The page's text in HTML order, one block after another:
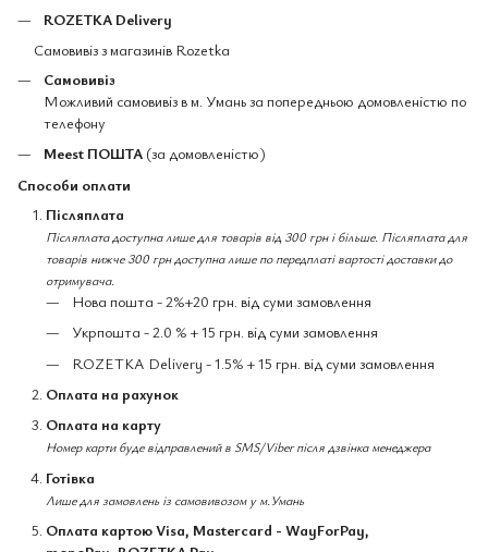
ROZETKA Delivery
Самовивіз з магазинів Rozetka
Самовивіз
Можливий самовивіз в м. Умань за попередньою домовленістю по
телефону
Meest ПОШТА (за домовленістю)
Способи оплати
Післяплата
Післяплата доступна лише для товарів від 300 грн і більше. Післяплата для
товарів нижче 300 грн доступна лише по передплаті вартості доставки до
отримувача.
Нова пошта - 2%+20 грн. від суми замовлення
Укрпошта - 2.0 % + 15 грн. від суми замовлення
ROZETKA Delivery - 1.5% + 15 грн. від суми замовлення
Оплата на рахунок
Оплата на карту
Номер карти буде відправлений в SMS/Viber після дзвінка менеджера
Готівка
Лише для замовлень із самовивозом у м.Умань
Оплата картою Visa, Mastercard - WayForPay,